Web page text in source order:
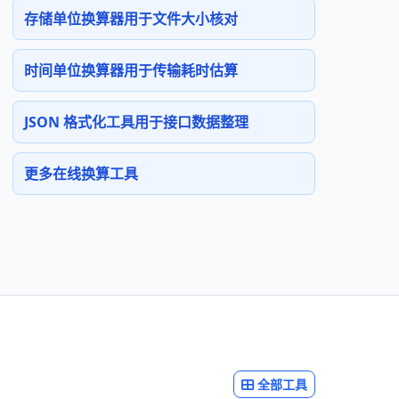
存储单位换算器用于文件大小核对
时间单位换算器用于传输耗时估算
JSON 格式化工具用于接口数据整理
更多在线换算工具
全部工具